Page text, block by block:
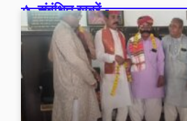
संबंधित खबरें -